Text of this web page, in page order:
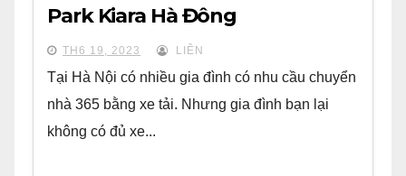
Park Kiara Hà Đông
TH6 19, 2023 LIÊN
Tại Hà Nội có nhiều gia đình có nhu cầu chuyển
nhà 365 bằng xe tải. Nhưng gia đình bạn lại
không có đủ xe...